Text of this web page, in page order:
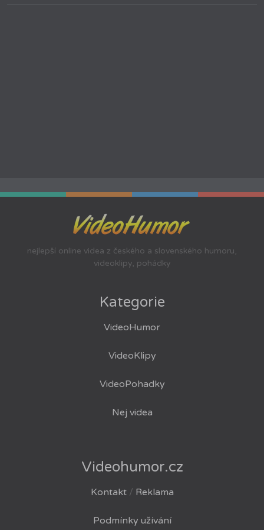
nejlepší online videa z českého a slovenského humoru,
videoklipy, pohádky
Kategorie
VideoHumor
VideoKlipy
VideoPohadky
Nej videa
Videohumor.cz
Kontakt/ Reklama
Podmínky užívání